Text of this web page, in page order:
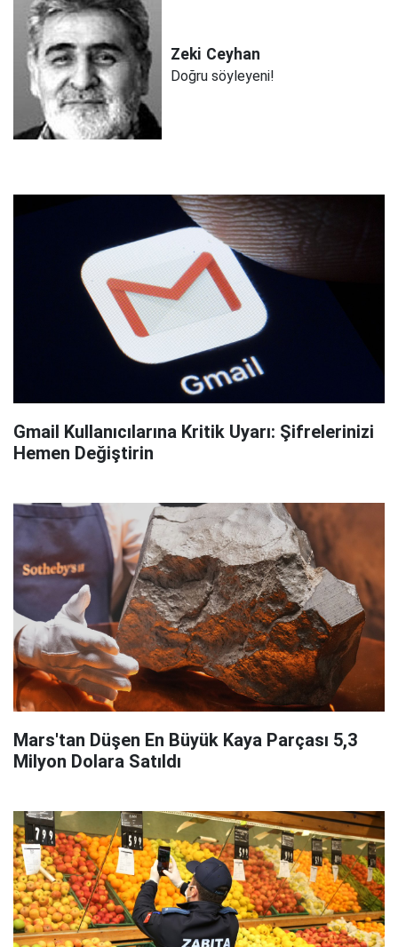
Zeki Ceyhan
Doğru söyleyeni!
Gmail Kullanıcılarına Kritik Uyarı: Şifrelerinizi
Hemen Değiştirin
Mars'tan Düşen En Büyük Kaya Parçası 5,3
Milyon Dolara Satıldı